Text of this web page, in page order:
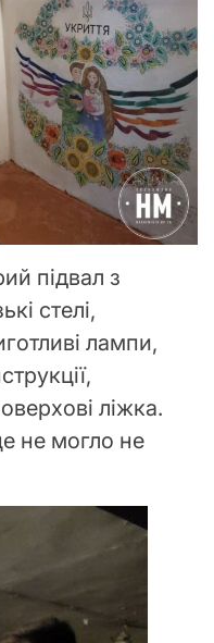
підвал з
стелі,
лампи,
ліжка.
не могло не